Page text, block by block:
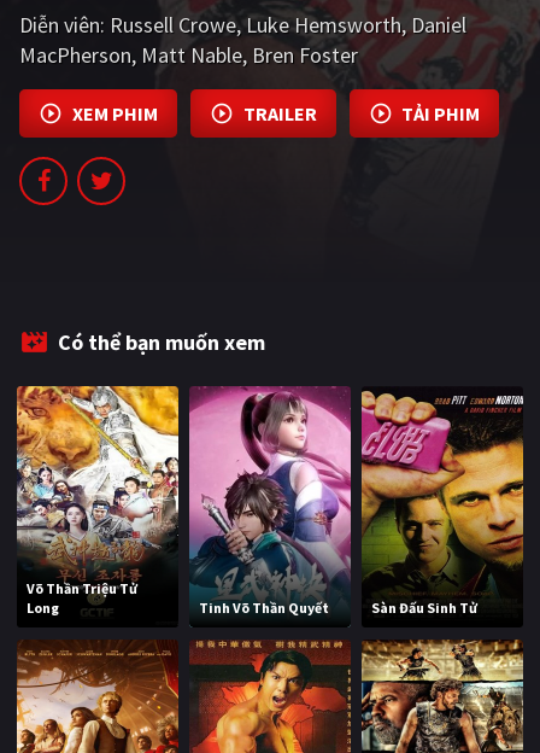
Hàn Quốc Nhật Bản
Ấn Độ Việt Nam
Tổng hợp
CẬP NHẬT
TUYỂN TẬP PHIM
BLOG
Diễn viên: Russell Crowe Luke Hemsworth Daniel
MacPherson Matt Nable Bren Foster
XEM PHIM TRAILER TẢI PHIM
Có thể bạn muốn xem
Võ Thần Triệu Tử
Long
Tinh Võ Thần Quyết Sàn Đấu Sinh Tử